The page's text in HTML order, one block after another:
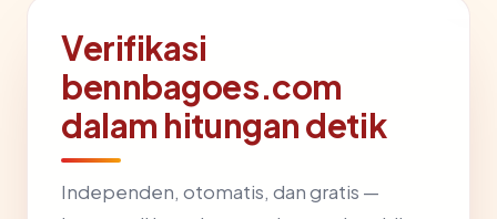
Verifikasi
bennbagoes.com
dalam hitungan detik
Independen, otomatis, dan gratis —